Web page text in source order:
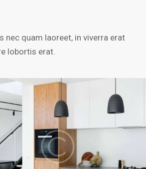
nec quam laoreet, in viverra erat
lobortis erat.